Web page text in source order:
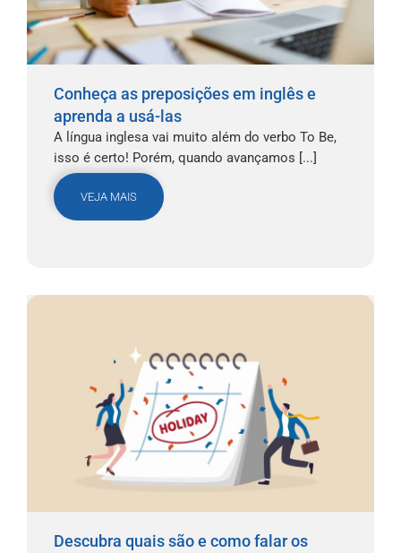
Conheça as preposições em inglês e
aprenda a usá-las
A língua inglesa vai muito além do verbo To Be,
isso é certo! Porém, quando avançamos [...]
VEJA MAIS
Descubra quais são e como falar os